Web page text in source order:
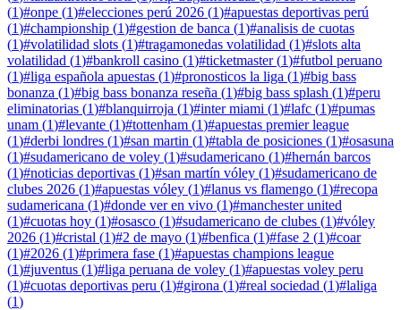
(1)#onpe (1)#elecciones perú 2026 (1)#apuestas deportivas perú
(1)#championship (1)#gestion de banca (1)#analisis de cuotas
(1)#volatilidad slots (1)#tragamonedas volatilidad (1)#slots alta
volatilidad (1)#bankroll casino (1)#ticketmaster(1)#futbol peruano
(1)#liga española apuestas (1)#pronosticos la liga (1)#big bass
bonanza (1)#big bass bonanza reseña (1)#big bass splash (1)#peru
eliminatorias (1)#blanquirroja (1)#inter miami (1)#lafc (1)#pumas
unam (1)#levante (1)#tottenham (1)#apuestas premier league
(1)#derbi londres (1)#san martin (1)#tabla de posiciones (1)#osasuna
(1)#sudamericano de voley (1)#sudamericano (1)#hernán barcos
(1)#noticias deportivas (1)#san martín vóley (1)#sudamericano de
clubes 2026 (1)#apuestas vóley (1)#lanus vs flamengo (1)#recopa
sudamericana (1)#donde ver en vivo (1)#manchester united
(1)#cuotas hoy (1)#osasco (1)#sudamericano de clubes (1)#vóley
2026 (1)#cristal (1)#2 de mayo (1)#benfica (1)#fase 2 (1)#coar
(1)#2026 (1)#primera fase (1)#apuestas champions league
(1)#juventus (1)#liga peruana de voley (1)#apuestas voley peru
(1)#cuotas deportivas peru (1)#girona (1)#real sociedad (1)#laliga
(1)